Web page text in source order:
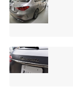
サンルーフ付きベ
ンツVクラス
（V220d）にフリ
店で断られた悩み
をプロの技術で解
決
2026.08.04
【施工事例】メル
セデス・ベンツ
C220d｜3層セラ